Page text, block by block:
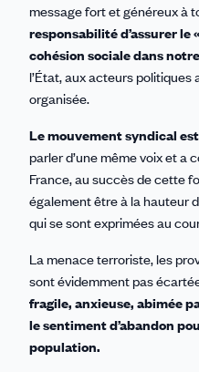
message fort et généreux à
responsabilité d’assurer le
cohésion sociale dans
l’État, aux acteurs politiques
organisée.
Le mouvement syndical
parler d’une même voix et a
France, au succès de cette
également être à la hauteur
qui se sont exprimées au
La menace terroriste, les
sont évidemment pas
fragile, anxieuse, abimée
le sentiment d’abandon
population.